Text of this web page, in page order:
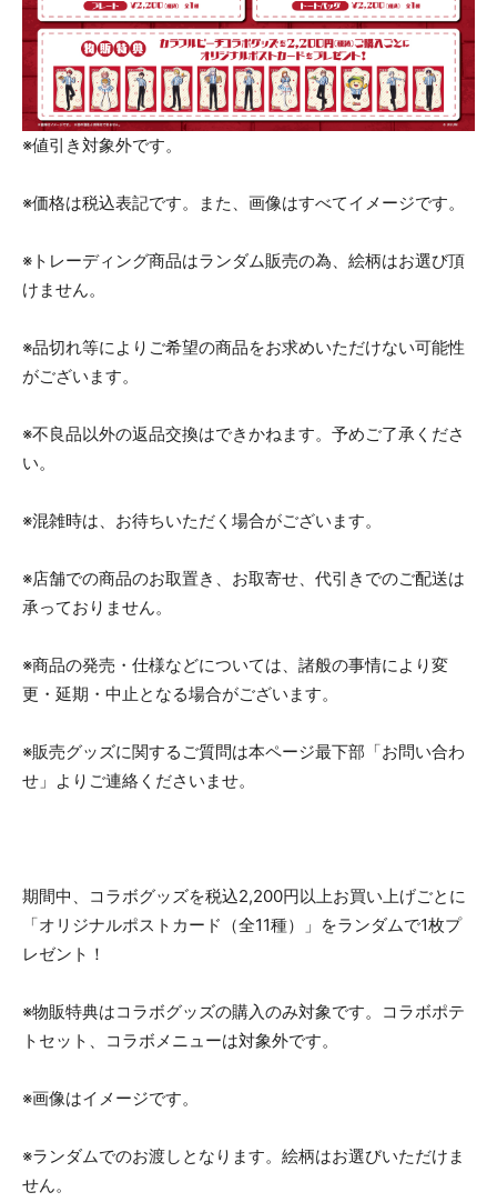
※値引き対象外です。
※価格は税込表記です。また、画像はすべてイメージです。
※トレーディング商品はランダム販売の為、絵柄はお選び頂
けません。
※品切れ等によりご希望の商品をお求めいただけない可能性
がございます。
※不良品以外の返品交換はできかねます。予めご了承くださ
い。
※混雑時は、お待ちいただく場合がございます。
※店舗での商品のお取置き、お取寄せ、代引きでのご配送は
承っておりません。​
※商品の発売・仕様などについては、諸般の事情により変
更・延期・中止となる場合がございます。
※販売グッズに関するご質問は本ページ最下部「お問い合わ
せ」よりご連絡くださいませ。
期間中、コラボグッズを税込2,200円以上お買い上げごとに
「オリジナルポストカード（全11種）」をランダムで1枚プ
レゼント！
※物販特典はコラボグッズの購入のみ対象です。コラボポテ
トセット、コラボメニューは対象外です。
※画像はイメージです。
※ランダムでのお渡しとなります。絵柄はお選びいただけま
せん。